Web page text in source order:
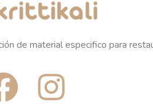
de material especifico para
F I